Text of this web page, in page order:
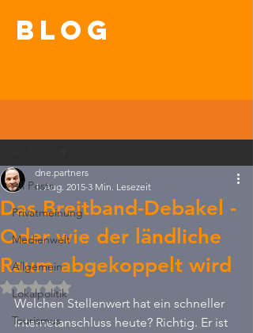
blog
All Posts
Privatmeinung
Medienwelt
Allgemein
Lokalpolitik
Tourismus
Das Breitband-Debakel -
Oder wie der ländliche
Raum abgekoppelt wird
dne.partners
1. Aug. 2015 3 Min. Lesezeit
Mit NaN von 5 Sternen bewertet.
Welchen Stellenwert hat ein schneller
Internetanschluss heute? Richtig. Er ist